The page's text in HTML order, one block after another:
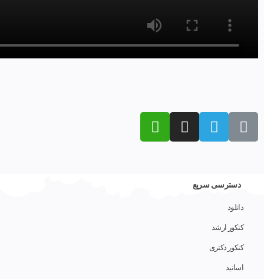
دسترسی سریع
دانلود
کنکور ارشد
کنکور دکتری
اساتید